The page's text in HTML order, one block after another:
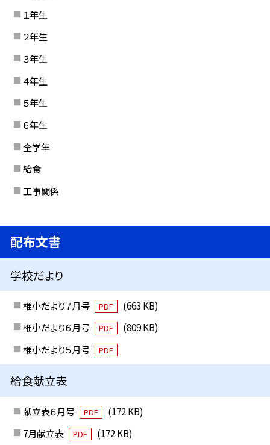
１年生
２年生
３年生
４年生
５年生
６年生
全学年
給食
工事関係
配布文書
学校だより
椎小だより７月号 PDF
(663 KB)
椎小だより６月号
PDF
(809 KB)
椎小だより５月号
PDF
給食献立表
献立表６月号 PDF
(172 KB)
7月献立表
PDF
(172 KB)